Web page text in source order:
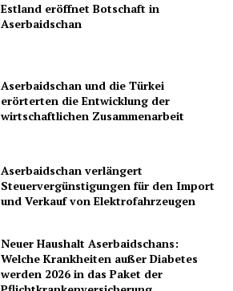
Estland eröffnet Botschaft in
Aserbaidschan
Aserbaidschan und die Türkei
erörterten die Entwicklung der
wirtschaftlichen Zusammenarbeit
Aserbaidschan verlängert
Steuervergünstigungen für den Import
und Verkauf von Elektrofahrzeugen
Neuer Haushalt Aserbaidschans:
Welche Krankheiten außer Diabetes
werden 2026 in das Paket der